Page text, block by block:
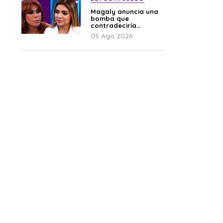
Magaly anuncia una
bomba que
contradeciría
comunicado de La
Bella Luz: “Hay un
05 Ago 2026